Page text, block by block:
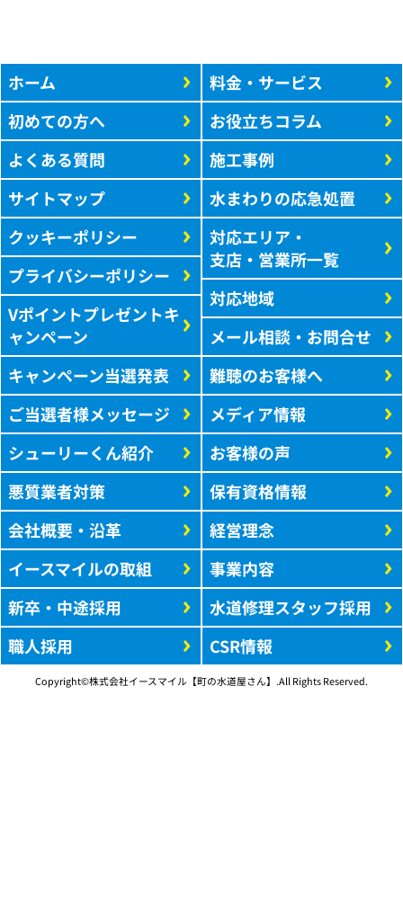
ホーム
初めての方へ
よくある質問
サイトマップ
クッキーポリシー
プライバシーポリシー
Vポイントプレゼントキ
ャンペーン
キャンペーン当選発表
ご当選者様メッセージ
シューリーくん紹介
悪質業者対策
会社概要・沿革
イースマイルの取組
新卒・中途採用
職人採用
料金・サービス
お役立ちコラム
施工事例
水まわりの応急処置
対応エリア・
支店・営業所一覧
対応地域
メール相談・お問合せ
難聴のお客様へ
メディア情報
お客様の声
保有資格情報
経営理念
事業内容
水道修理スタッフ採用
CSR情報
Copyright©株式会社イースマイル【町の水道屋さん】.All Rights Reserved.